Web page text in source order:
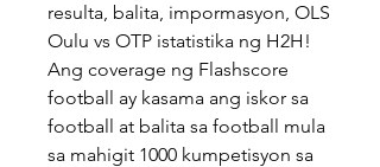
resulta, balita, impormasyon, OLS
Oulu vs OTP istatistika ng H2H!
Ang coverage ng Flashscore
football ay kasama ang iskor sa
football at balita sa football mula
sa mahigit 1000 kumpetisyon sa